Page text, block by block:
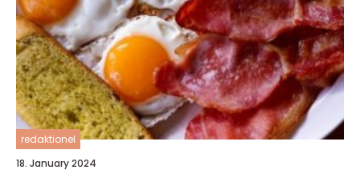
redaktionel
18. January 2024